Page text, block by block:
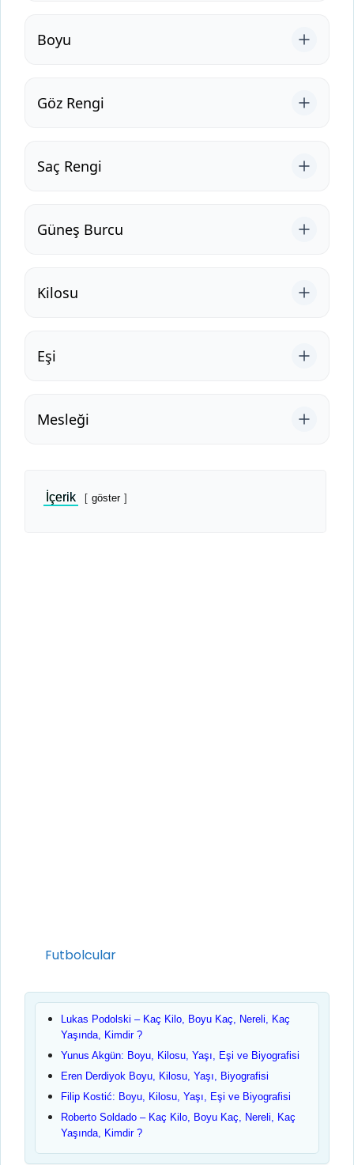
Boyu
Göz Rengi
Saç Rengi
Güneş Burcu
Kilosu
Eşi
Mesleği
İçerik göster
Kategoriler
Futbolcular
Lukas Podolski – Kaç Kilo, Boyu Kaç, Nereli, Kaç
Yaşında, Kimdir ?
Yunus Akgün: Boyu, Kilosu, Yaşı, Eşi ve Biyografisi
Eren Derdiyok Boyu, Kilosu, Yaşı, Biyografisi
Filip Kostić: Boyu, Kilosu, Yaşı, Eşi ve Biyografisi
Roberto Soldado – Kaç Kilo, Boyu Kaç, Nereli, Kaç
Yaşında, Kimdir ?